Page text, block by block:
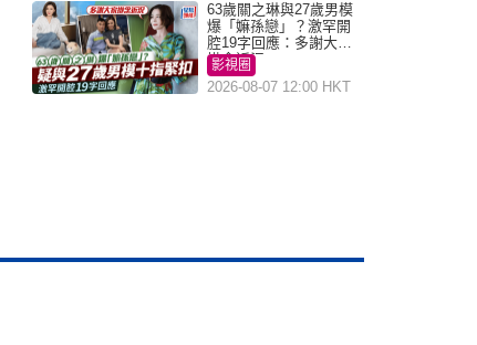
63歲關之琳與27歲男模
爆「嫲孫戀」？激罕開
腔19字回應：多謝大家
掛念近況
影視圈
2026-08-07 12:00 HKT